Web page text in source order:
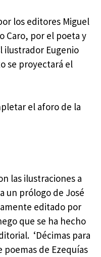
los editores Miguel
Caro, por el poeta y
ilustrador Eugenio
se proyectará el
el aforo de la
las ilustraciones a
un prólogo de José
editado por
que se ha hecho
‘Décimas para
poemas de Ezequías